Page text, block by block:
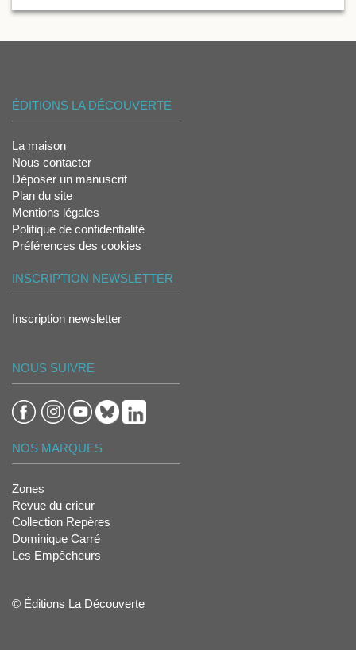
ÉDITIONS LA DÉCOUVERTE
La maison
Nous contacter
Déposer un manuscrit
Plan du site
Mentions légales
Politique de confidentialité
Préférences des cookies
INSCRIPTION NEWSLETTER
Inscription newsletter
NOUS SUIVRE
NOS MARQUES
Zones
Revue du crieur
Collection Repères
Dominique Carré
Les Empêcheurs
© Éditions La Découverte